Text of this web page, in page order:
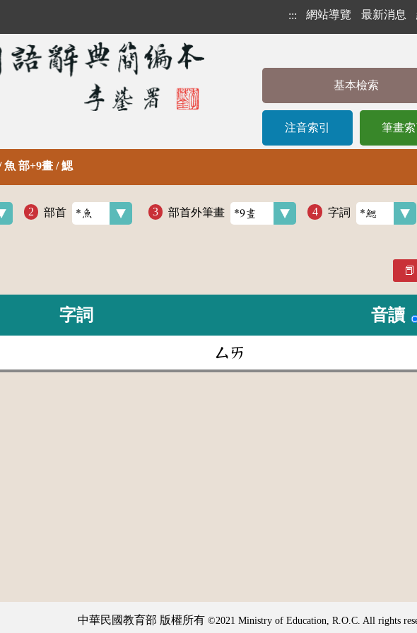
::: 網站導覽 最新消息
基本檢索
注音索引 筆畫索
魚 部+9畫 / 鰓
部首 部首外筆畫 字詞
字詞 音讀
ㄙㄞ
中華民國教育部 版權所有 ©2021 Ministry of Education, R.O.C. All rights